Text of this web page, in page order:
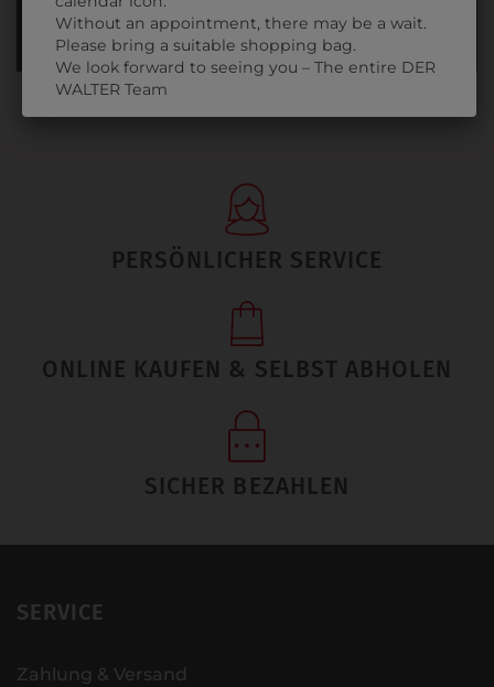
EINKAUFEN IN DER SCHULE AM
01.09. - 03.09.2025
PERSÖNLICHER SERVICE
ONLINE KAUFEN & SELBST ABHOLEN
SICHER BEZAHLEN
SERVICE
Zahlung & Versand
Without an appointment, there may be a wait.
Please bring a suitable shopping bag.
We look forward to seeing you – The entire DER
WALTER Team